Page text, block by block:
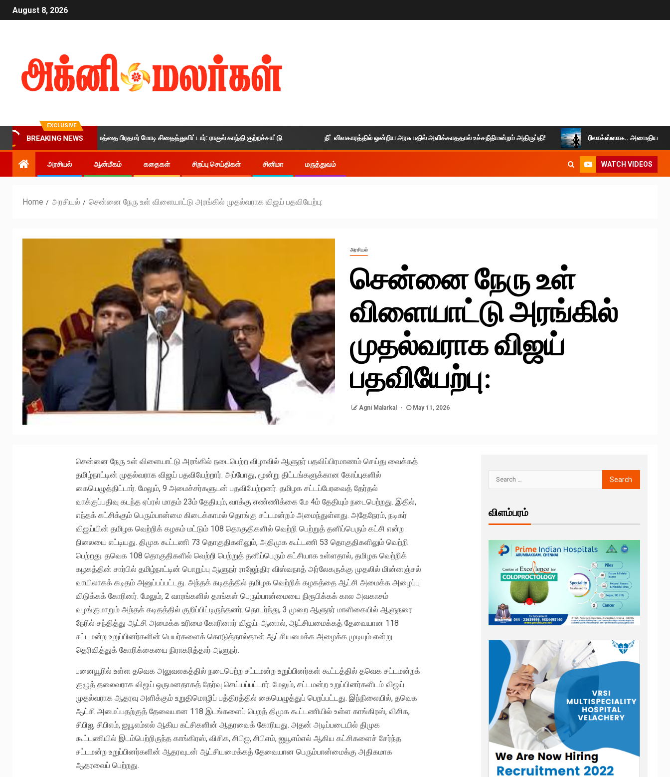
August 8, 2026
EXCLUSIVE
BREAKING NEWS
இளைஞர்களின் எதிர்காலத்தை பிரதமர் மோடி சிதைத்துவிட்டார்: ராகுல் காந்தி குற்றச்சாட்டு நீட் விவகாரத்தில் ஒன்றிய அரசு பதில் அளிக்காததால் உச்சநீதிமன்றம் அதிருப்தி! ரிலாக்ஸ்ஸாக.. அமைதியாக
அரசியல் ஆன்மீகம் கதைகள் சிறப்பு செய்திகள் சினிமா மருத்துவம் WATCH VIDEOS
Home அரசியல் சென்னை நேரு உள் விளையாட்டு அரங்கில் முதல்வராக விஜய் பதவியேற்பு:
அரசியல்
சென்னை நேரு உள்
விளையாட்டு அரங்கில்
முதல்வராக விஜய்
பதவியேற்பு:
Agni Malarkal May 11, 2026
சென்னை நேரு உள் விளையாட்டு அரங்கில் நடைபெற்ற விழாவில் ஆளுநர் பதவிப்பிரமாணம் செய்து வைக்கத்
தமிழ்நாட்டின் முதல்வராக விஜய் பதவியேற்றார். அப்போது, மூன்று திட்டங்களுக்கான கோப்புகளில்
கையெழுத்திட்டார். மேலும், 9 அமைச்சர்களுடன் பதவியேற்றனர். தமிழக சட்டப்பேரவைத் தேர்தல்
வாக்குப்பதிவு கடந்த ஏப்ரல் மாதம் 23ம் தேதியும், வாக்கு எண்ணிக்கை மே 4ம் தேதியும் நடைபெற்றது. இதில்,
எந்தக் கட்சிக்கும் பெரும்பான்மை கிடைக்காமல் தொங்கு சட்டமன்றம் அமைந்துள்ளது. அதேநேரம், நடிகர்
விஜய்யின் தமிழக வெற்றிக் கழகம் மட்டும் 108 தொகுதிகளில் வெற்றி பெற்றுத் தனிப்பெரும் கட்சி என்ற
நிலையை எட்டியது. திமுக கூட்டணி 73 தொகுதிகளிலும், அதிமுக கூட்டணி 53 தொகுதிகளிலும் வெற்றி
பெற்றது. தவெக 108 தொகுதிகளில் வெற்றி பெற்றுத் தனிப்பெரும் கட்சியாக உள்ளதால், தமிழக வெற்றிக்
கழகத்தின் சார்பில் தமிழ்நாட்டின் பொறுப்பு ஆளுநர் ராஜேந்திர விஸ்வநாத் அர்லேகருக்கு முதலில் மின்னஞ்சல்
வாயிலாகக் கடிதம் அனுப்பப்பட்டது. அந்தக் கடிதத்தில் தமிழக வெற்றிக் கழகத்தை ஆட்சி அமைக்க அழைப்பு
விடுக்கக் கோரினர். மேலும், 2 வாரங்களில் தாங்கள் பெரும்பான்மையை நிரூபிக்கக் கால அவகாசம்
வழங்குமாறும் அந்தக் கடிதத்தில் குறிப்பிட்டிருந்தனர். தொடர்ந்து, 3 முறை ஆளுநர் மாளிகையில் ஆளுநரை
நேரில் சந்தித்து ஆட்சி அமைக்க உரிமை கோரினார் விஜய். ஆனால், ஆட்சியமைக்கத் தேவையான 118
சட்டமன்ற உறுப்பினர்களின் பெயர்களைக் கொடுத்தால்தான் ஆட்சியமைக்க அழைக்க முடியும் என்று
தெரிவித்துக் கோரிக்கையை நிராகரித்தார் ஆளுநர்.
பனையூரில் உள்ள தவெக அலுவலகத்தில் நடைபெற்ற சட்டமன்ற உறுப்பினர்கள் கூட்டத்தில் தவெக சட்டமன்றக்
குழுத் தலைவராக விஜய் ஒருமனதாகத் தேர்வு செய்யப்பட்டார். மேலும், சட்டமன்ற உறுப்பினர்களிடம் விஜய்
முதல்வராக ஆதரவு அளிக்கும் உறுதிமொழிப் பத்திரத்தில் கையெழுத்துப் பெறப்பட்டது. இந்நிலையில், தவெக
ஆட்சி அமைப்பதற்குத் தேவையான 118 இடங்களைப் பெறத் திமுக கூட்டணியில் உள்ள காங்கிரஸ், விசிக,
சிபிஐ, சிபிஎம், ஐயூஎம்எல் ஆகிய கட்சிகளின் ஆதரவைக் கோரியது. அதன் அடிப்படையில் திமுக
கூட்டணியில் இடம்பெற்றிருந்த காங்கிரஸ், விசிக, சிபிஐ, சிபிஎம், ஐயூஎம்எல் ஆகிய கட்சிகளைச் சேர்ந்த
சட்டமன்ற உறுப்பினர்களின் ஆதரவுடன் ஆட்சியமைக்கத் தேவையான பெரும்பான்மைக்கு அதிகமாக
ஆதரவைப் பெற்றது.
விளம்பரம்